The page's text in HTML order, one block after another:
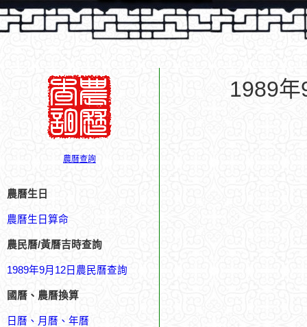
農曆查詢
農曆生日
農曆生日算命
農民曆/黃曆吉時查詢
1989年9月12日農民曆查詢
國曆、農曆換算
日曆、月曆、年曆
1989